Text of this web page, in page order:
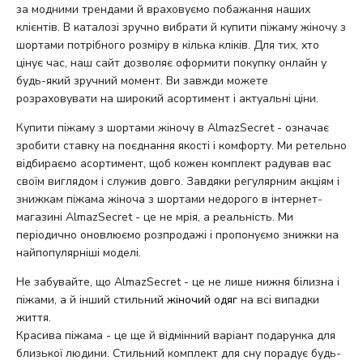
за модними трендами й враховуємо побажання наших
клієнтів. В каталозі зручно вибрати й купити піжаму жіночу з
шортами потрібного розміру в кілька кліків. Для тих, хто
цінує час, наш сайт дозволяє оформити покупку онлайн у
будь-який зручний момент. Ви завжди можете
розраховувати на широкий асортимент і актуальні ціни.
Купити піжаму з шортами жіночу в AlmazSecret - означає
зробити ставку на поєднання якості і комфорту. Ми ретельно
відбираємо асортимент, щоб кожен комплект радував вас
своїм виглядом і служив довго. Завдяки регулярним акціям і
знижкам піжама жіноча з шортами недорого в інтернет-
магазині AlmazSecret - це не мрія, а реальність. Ми
періодично оновлюємо розпродажі і пропонуємо знижки на
найпопулярніші моделі.
Не забувайте, що AlmazSecret - це не лише нижня білизна і
піжами, а й інший стильний жіночий одяг на всі випадки
життя.
Красива піжама - це ще й відмінний варіант подарунка для
близької людини. Стильний комплект для сну порадує будь-